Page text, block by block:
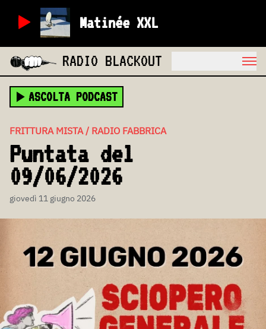
Matinée XXL
RADIO BLACKOUT
ASCOLTA PODCAST
FRITTURA MISTA / RADIO FABBRICA
Puntata del
09/06/2026
giovedì 11 giugno 2026